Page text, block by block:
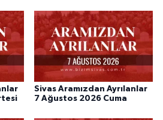
Sivas Aramızdan Ayrılanlar
7 Ağustos 2026 Cuma